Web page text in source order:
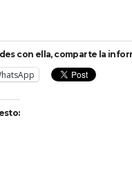
con ella, comparte la